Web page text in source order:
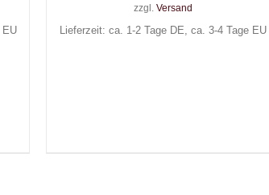
EU
zzgl. Versand
Lieferzeit: ca. 1-2 Tage DE, ca. 3-4 Tage EU